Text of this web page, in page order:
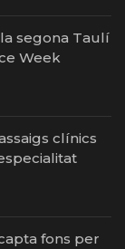
segona Taulí
Week
clínics
fons per